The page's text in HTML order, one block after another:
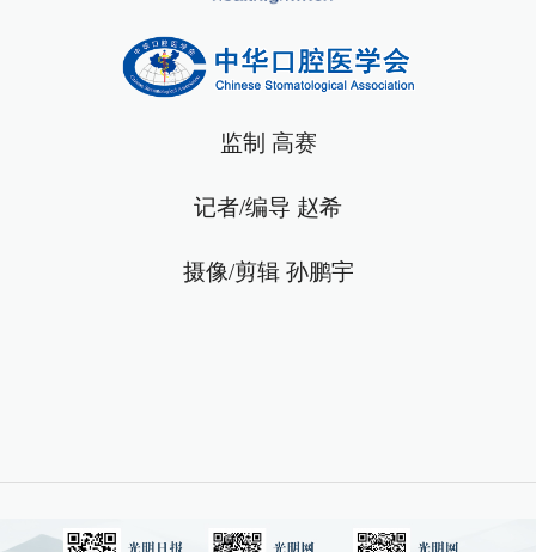
监制 高赛
记者/编导 赵希
摄像/剪辑 孙鹏宇